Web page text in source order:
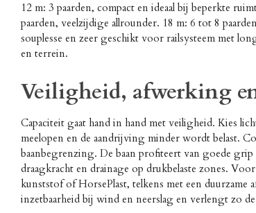
12 m: 3 paarden, compact en ideaal bij beperkte
paarden, veelzijdige allrounder. 18 m: 6 tot 8
souplesse en zeer geschikt voor railsysteem met
en terrein.
Veiligheid, afwerking
Capaciteit gaat hand in hand met veiligheid. Kies
meelopen en de aandrijving minder wordt belast.
baanbegrenzing. De baan profiteert van goede
draagkracht en drainage op drukbelaste zones.
kunststof of HorsePlast, telkens met een
inzetbaarheid bij wind en neerslag en verlengt zo